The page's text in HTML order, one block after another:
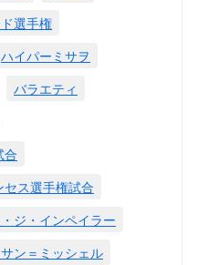
選手権
ハイパーミサヲ
バラエティ
合
ス選手権試合
ジ・インペイラー
ン＝ミッシェル